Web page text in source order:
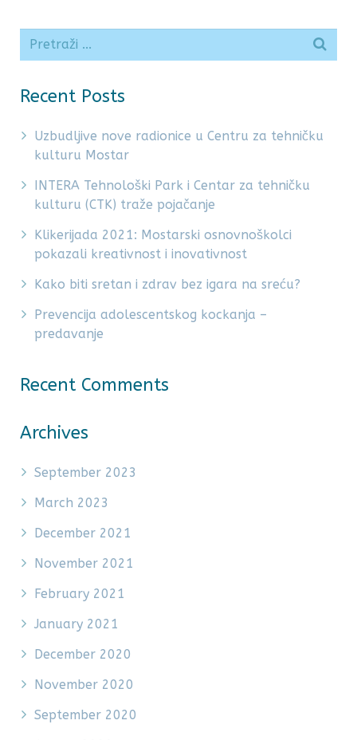
Recent Posts
Uzbudljive nove radionice u Centru za tehničku
kulturu Mostar
INTERA Tehnološki Park i Centar za tehničku
kulturu (CTK) traže pojačanje
Klikerijada 2021: Mostarski osnovnoškolci
pokazali kreativnost i inovativnost
Kako biti sretan i zdrav bez igara na sreću?
Prevencija adolescentskog kockanja –
predavanje
Recent Comments
Archives
September 2023
March 2023
December 2021
November 2021
February 2021
January 2021
December 2020
November 2020
September 2020